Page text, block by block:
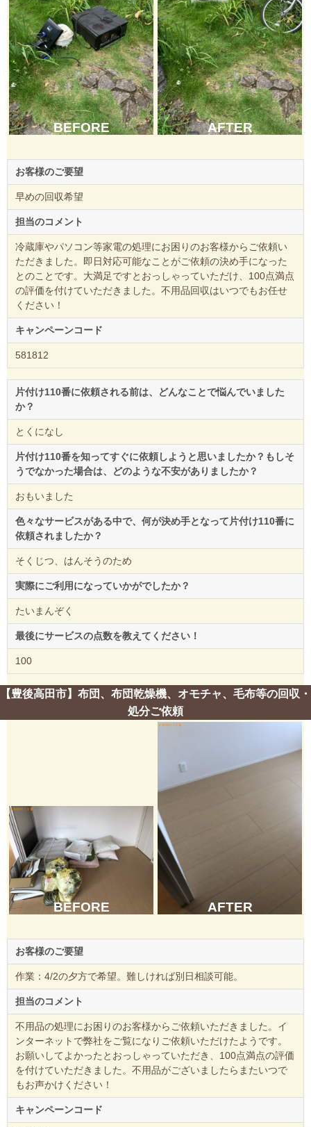
BEFORE AFTER
お客様のご要望
早めの回収希望
担当のコメント
冷蔵庫やパソコン等家電の処理にお困りのお客様からご依頼い
ただきました。即日対応可能なことがご依頼の決め手になった
とのことです。大満足ですとおっしゃっていただけ、100点満点
の評価を付けていただきました。不用品回収はいつでもお任せ
ください！
キャンペーンコード
581812
片付け110番に依頼される前は、どんなことで悩んでいました
か？
とくになし
片付け110番を知ってすぐに依頼しようと思いましたか？もしそ
うでなかった場合は、どのような不安がありましたか？
おもいました
色々なサービスがある中で、何が決め手となって片付け110番に
依頼されましたか？
そくじつ、はんそうのため
実際にご利用になっていかがでしたか？
たいまんぞく
最後にサービスの点数を教えてください！
100
【豊後高田市】布団、布団乾燥機、オモチャ、毛布等の回収・
処分ご依頼
BEFORE AFTER
お客様のご要望
作業：4/2の夕方で希望。難しければ別日相談可能。
担当のコメント
不用品の処理にお困りのお客様からご依頼いただきました。イ
ンターネットで弊社をご覧になりご依頼いただけたようです。
お願いしてよかったとおっしゃっていただき、100点満点の評価
を付けていただきました。不用品がございましたらまたいつで
もお声かけください！
キャンペーンコード